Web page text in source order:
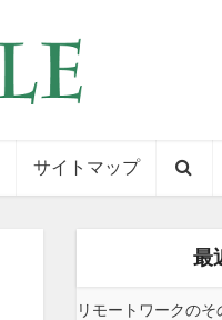
サイトマップ
最
リモートワークの